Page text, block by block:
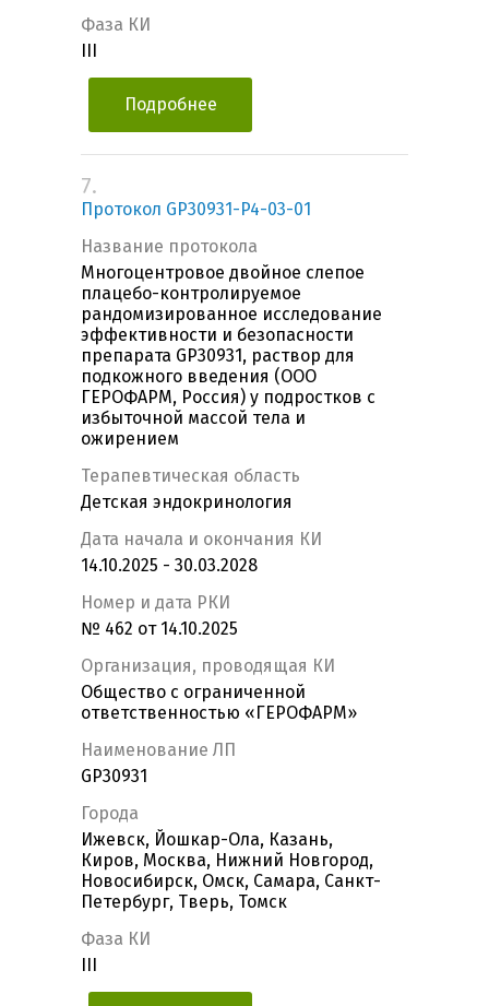
Фаза КИ
Подробнее
7.
Протокол GP30931-P4-03-01
Название протокола
Многоцентровое двойное слепое
плацебо-контролируемое
рандомизированное исследование
эффективности и безопасности
препарата GP30931, раствор для
подкожного введения (ООО
ГЕРОФАРМ, Россия) у подростков с
избыточной массой тела и
ожирением
Терапевтическая область
Детская эндокринология
Дата начала и окончания КИ
14.10.2025 - 30.03.2028
Номер и дата РКИ
№ 462 от 14.10.2025
Организация, проводящая КИ
Общество с ограниченной
ответственностью «ГЕРОФАРМ»
Наименование ЛП
GP30931
Города
Ижевск, Йошкар-Ола, Казань,
Киров, Москва, Нижний Новгород,
Новосибирск, Омск, Самара, Санкт-
Петербург, Тверь, Томск
Фаза КИ